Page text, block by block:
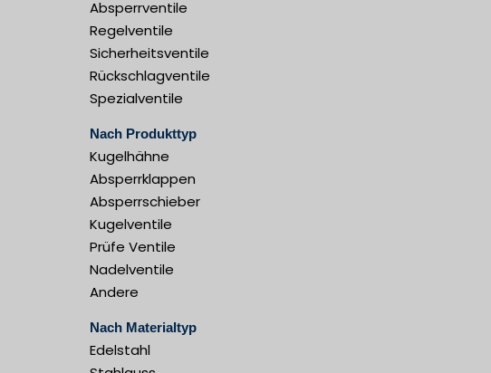
Absperrventile
Regelventile
Sicherheitsventile
Rückschlagventile
Spezialventile
Nach Produkttyp
Kugelhähne
Absperrklappen
Absperrschieber
Kugelventile
Prüfe Ventile
Nadelventile
Andere
Nach Materialtyp
Edelstahl